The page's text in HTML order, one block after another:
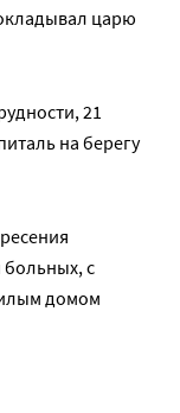
царю
21
на берегу
больных, с
домом